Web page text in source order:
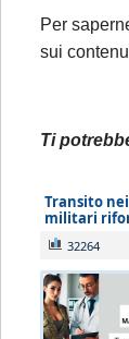
Per
sui
Ti
Transito
militari
32264